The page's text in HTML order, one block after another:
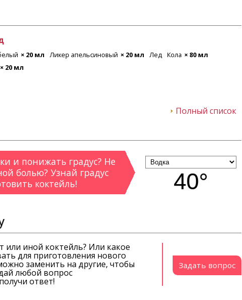
× 20 мл Ликер апельсиновый × 20 мл Лед Кола × 80 мл
× 20 мл
Полный список
40°
и понижать градус? Не
болью? Узнай градус
коктейль!
Задать вопрос
или иной коктейль? Или какое
для приготовления нового
заменить на другие, чтобы
любой вопрос
ответ!